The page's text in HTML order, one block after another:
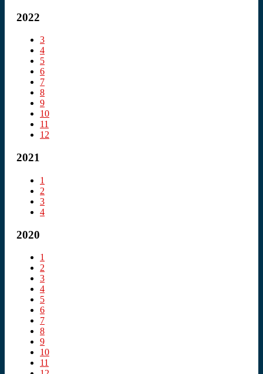
2022
3
4
5
6
7
8
9
10
11
12
2021
1
2
3
4
2020
1
2
3
4
5
6
7
8
9
10
11